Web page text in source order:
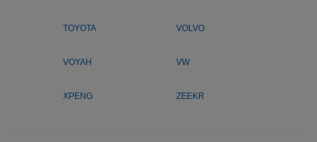
TOYOTA VOLVO
VOYAH VW
XPENG ZEEKR